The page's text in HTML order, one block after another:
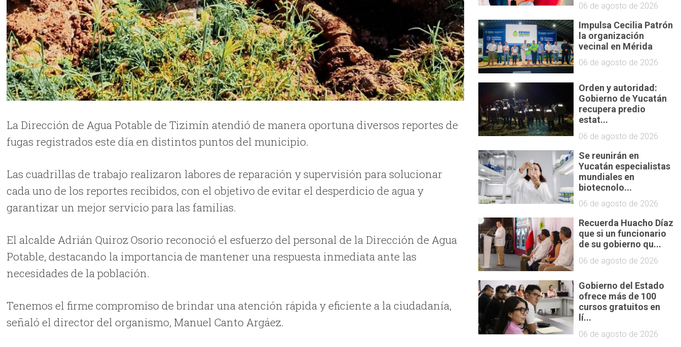
La Dirección de Agua Potable de Tizimín atendió de manera oportuna diversos reportes de
fugas registrados este día en distintos puntos del municipio.
Las cuadrillas de trabajo realizaron labores de reparación y supervisión para solucionar
cada uno de los reportes recibidos, con el objetivo de evitar el desperdicio de agua y
garantizar un mejor servicio para las familias.
El alcalde Adrián Quiroz Osorio reconoció el esfuerzo del personal de la Dirección de Agua
Potable, destacando la importancia de mantener una respuesta inmediata ante las
necesidades de la población.
Tenemos el firme compromiso de brindar una atención rápida y eficiente a la ciudadanía,
señaló el director del organismo, Manuel Canto Argáez.
06 de agosto de 2026
Impulsa Cecilia Patrón
la organización
vecinal en Mérida
06 de agosto de 2026
Orden y autoridad:
Gobierno de Yucatán
recupera predio
estat...
06 de agosto de 2026
Se reunirán en
Yucatán especialistas
mundiales en
biotecnolo...
06 de agosto de 2026
Recuerda Huacho Díaz
que si un funcionario
de su gobierno qu...
06 de agosto de 2026
Gobierno del Estado
ofrece más de 100
cursos gratuitos en
lí...
06 de agosto de 2026